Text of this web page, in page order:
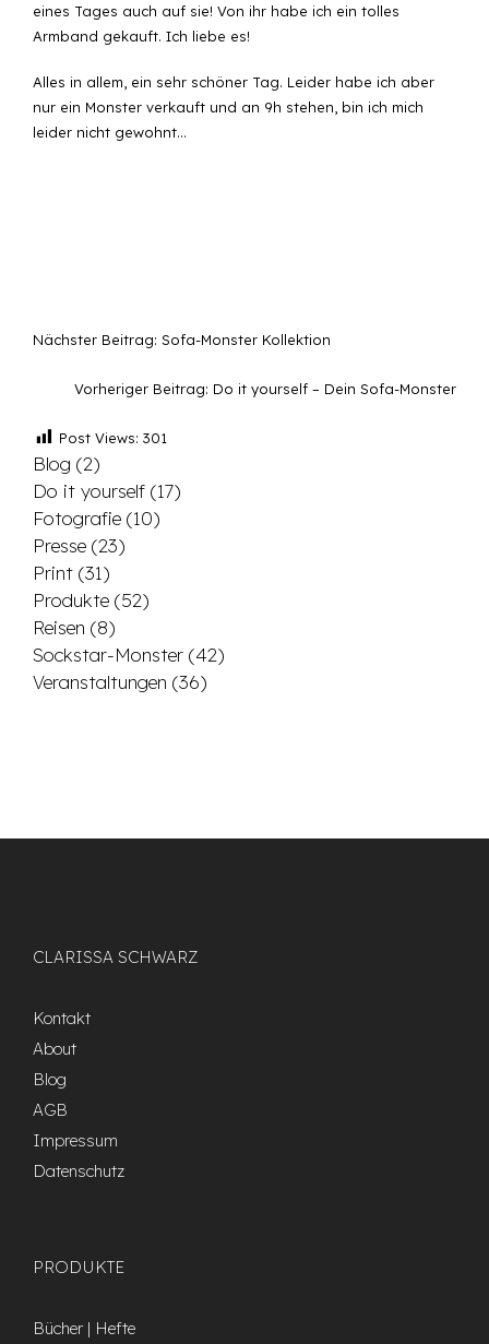
eines Tages auch auf sie! Von ihr habe ich ein tolles
Armband gekauft. Ich liebe es!
Alles in allem, ein sehr schöner Tag. Leider habe ich aber
nur ein Monster verkauft und an 9h stehen, bin ich mich
leider nicht gewohnt…
Nächster Beitrag: Sofa-Monster Kollektion
Vorheriger Beitrag: Do it yourself – Dein Sofa-Monster
Post Views: 301
Blog (2)
Do it yourself (17)
Fotografie (10)
Presse (23)
Print (31)
Produkte (52)
Reisen (8)
Sockstar-Monster (42)
Veranstaltungen (36)
CLARISSA SCHWARZ
Kontakt
About
Blog
AGB
Impressum
Datenschutz
PRODUKTE
Bücher | Hefte